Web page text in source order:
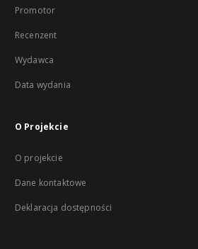
Promotor
Recenzent
Wydawca
Data wydania
O Projekcie
O projekcie
Dane kontaktowe
Deklaracja dostępności